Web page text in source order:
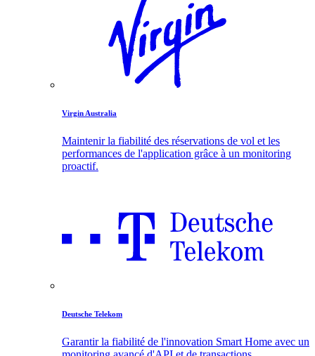
Virgin Australia
Maintenir la fiabilité des réservations de vol et les
performances de l'application grâce à un monitoring
proactif.
Deutsche Telekom
Garantir la fiabilité de l'innovation Smart Home avec un